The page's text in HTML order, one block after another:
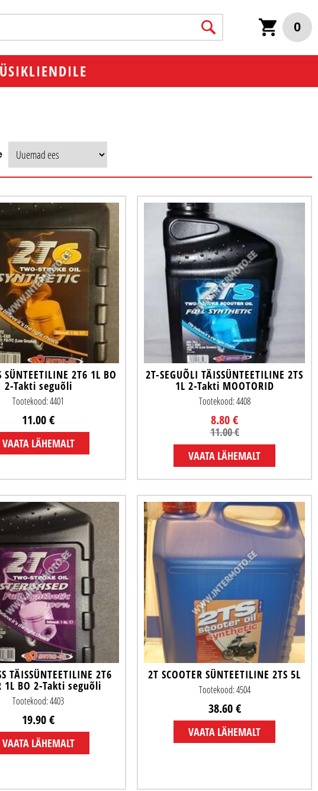
0
SÜNTEETILINE 2T6 1L BO
2-Takti seguõli
Tootekood: 4401
11.00 €
VAATA LÄHEMALT
2T-SEGUÕLI TÄISSÜNTEETILINE 2TS
1L 2-Takti MOOTORID
Tootekood: 4408
8.80 €
11.00 €
VAATA LÄHEMALT
TÄISSÜNTEETILINE 2T6
1L BO 2-Takti seguõli
Tootekood: 4403
19.90 €
VAATA LÄHEMALT
2T SCOOTER SÜNTEETILINE 2TS 5L
Tootekood: 4504
38.60 €
VAATA LÄHEMALT